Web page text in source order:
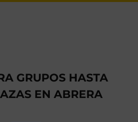
GRUPOS HASTA
EN ABRERA